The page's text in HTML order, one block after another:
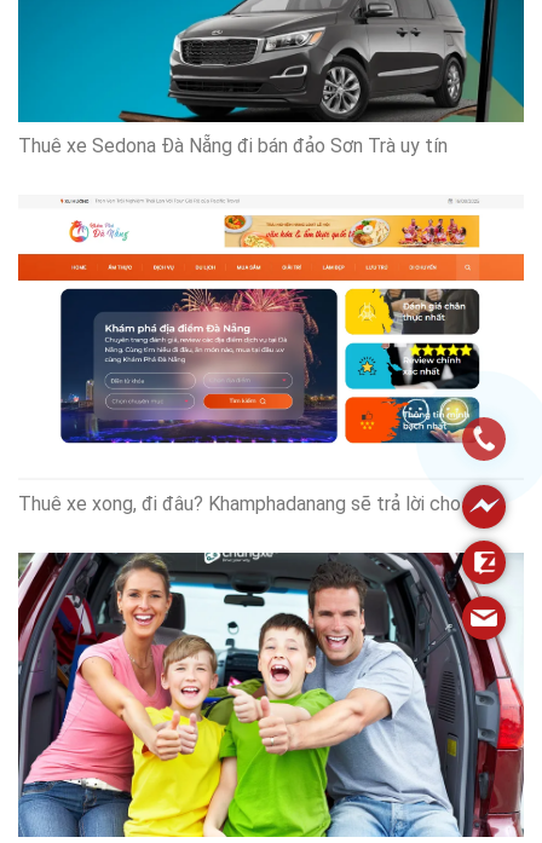
Thuê xe Sedona Đà Nẵng đi bán đảo Sơn Trà uy tín
Thuê xe xong, đi đâu? Khamphadanang sẽ trả lời cho bạn